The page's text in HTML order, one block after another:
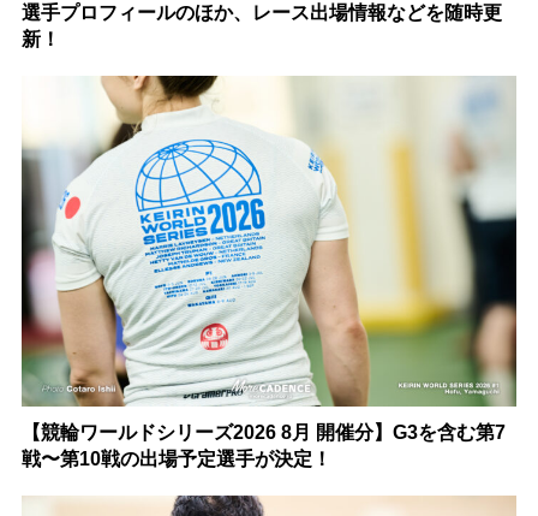
選手プロフィールのほか、レース出場情報などを随時更
新！
【競輪ワールドシリーズ2026 8月 開催分】G3を含む第7
戦〜第10戦の出場予定選手が決定！